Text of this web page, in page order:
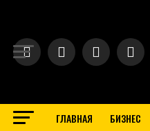
ГЛАВНАЯ БИЗНЕС
BUSINESS